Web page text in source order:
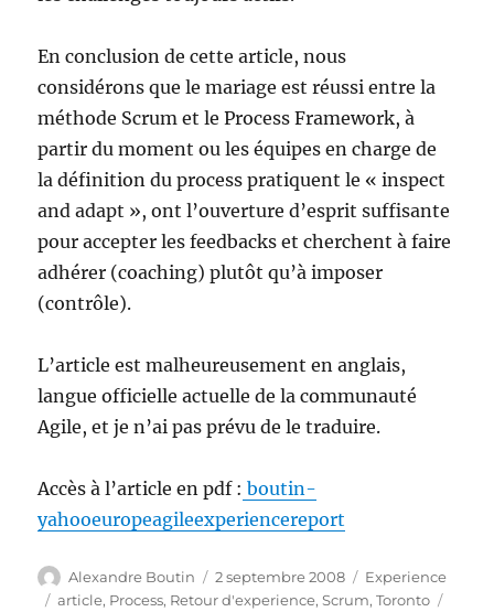
En conclusion de cette article, nous
considérons que le mariage est réussi entre la
méthode Scrum et le Process Framework, à
partir du moment ou les équipes en charge de
la définition du process pratiquent le « inspect
and adapt », ont l’ouverture d’esprit suffisante
pour accepter les feedbacks et cherchent à faire
adhérer (coaching) plutôt qu’à imposer
(contrôle).
L’article est malheureusement en anglais,
langue officielle actuelle de la communauté
Agile, et je n’ai pas prévu de le traduire.
Accès à l’article en pdf : boutin-
yahooeuropeagileexperiencereport
Auteur
Alexandre Boutin
Publié
le
2 septembre 2008 Catégories
Experience
Étiquettes
article, Process, Retour d'experience,Scrum,Toronto